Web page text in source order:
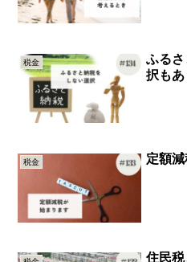
税金
ふる
択も
税金 定額
住民